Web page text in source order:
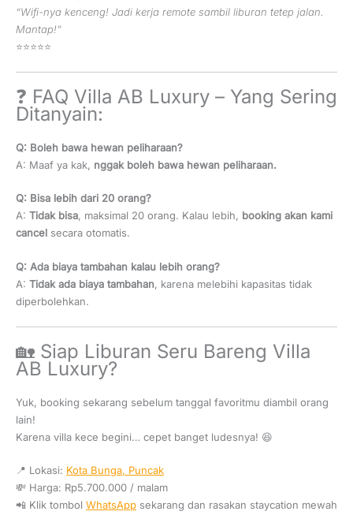
“Wifi-nya kenceng! Jadi kerja remote sambil liburan tetep jalan.
Mantap!”
⭐⭐⭐⭐⭐
❓ FAQ Villa AB Luxury – Yang Sering
Ditanyain:
Q: Boleh bawa hewan peliharaan?
A: Maaf ya kak, nggak boleh bawa hewan peliharaan.
Q: Bisa lebih dari 20 orang?
A: Tidak bisa, maksimal 20 orang. Kalau lebih, booking akan kami
cancel secara otomatis.
Q: Ada biaya tambahan kalau lebih orang?
A: Tidak ada biaya tambahan, karena melebihi kapasitas tidak
diperbolehkan.
🏡 Siap Liburan Seru Bareng Villa
AB Luxury?
Yuk, booking sekarang sebelum tanggal favoritmu diambil orang
lain!
Karena villa kece begini… cepet banget ludesnya! 😆
📍 Lokasi: Kota Bunga, Puncak
💸 Harga: Rp5.700.000 / malam
📲 Klik tombol WhatsApp sekarang dan rasakan staycation mewah